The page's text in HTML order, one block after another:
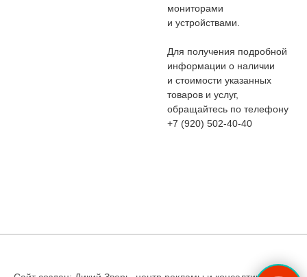
мониторами
и устройствами.
Для получения подробной
информации о наличии
и стоимости указанных
товаров и услуг,
обращайтесь по телефону
+7 (920) 502-40-40